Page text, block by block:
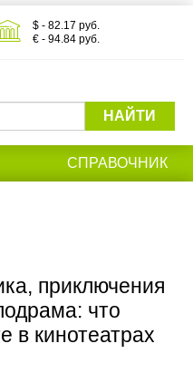
$ - 82.17 руб.
€ - 94.84 руб.
НАЙТИ
СПРАВОЧНИК
приключения
что
в кинотеатрах